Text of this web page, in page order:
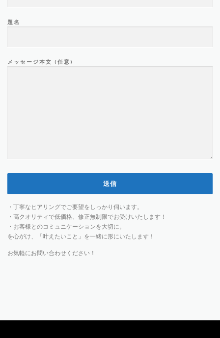
題名
メッセージ本文 (任意)
・丁寧なヒアリングでご要望をしっかり伺います。
・高クオリティで低価格、修正無制限でお受けいたします！
・お客様とのコミュニケーションを大切に。
を心がけ、「叶えたいこと」を一緒に形にいたします！
お気軽にお問い合わせください！